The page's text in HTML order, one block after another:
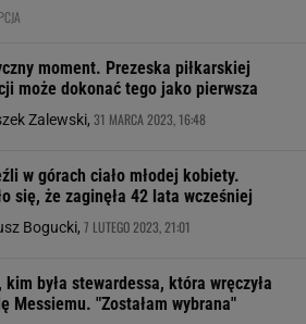
moment. Prezeska piłkarskiej
może dokonać tego jako pierwsza
Zalewski, 31 MARCA 2023, 16:48
w górach ciało młodej kobiety.
się, że zaginęła 42 lata wcześniej
Bogucki, 7 LUTEGO 2023, 21:01
kim była stewardessa, która wręczyła
Messiemu. "Zostałam wybrana"